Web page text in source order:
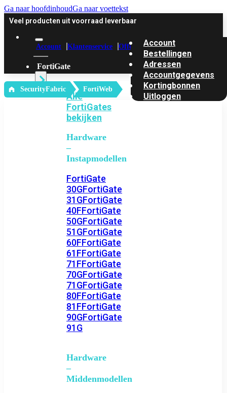
Ga naar hoofdinhoudGa naar voettekst
Veel producten uit voorraad leverbaar
Account Klantenservice Offerte
FortiGate
Alle
FortiGates
bekijken
Hardware
–
Instapmodellen
FortiGate
30GFortiGate
31GFortiGate
40FFortiGate
50GFortiGate
51GFortiGate
60FFortiGate
61FFortiGate
71FFortiGate
70GFortiGate
71GFortiGate
80FFortiGate
81FFortiGate
90GFortiGate
91G
Hardware
–
Middenmodellen
Account
Bestellingen
Adressen
Accountgegevens
Kortingbonnen
Uitloggen
‎ SecurityFabric FortiWeb